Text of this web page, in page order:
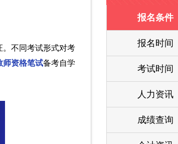
。不同考试形式对考
师资格笔试备考自学
报名条件
报名时间
报名时间
考试时间
考试时间
人力资讯
成绩查询